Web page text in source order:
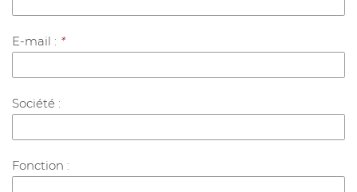
E-mail : *
Société :
Fonction :